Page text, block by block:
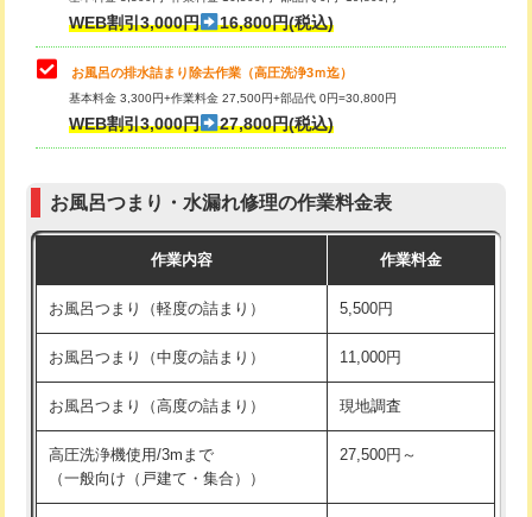
小便器トイレ脱着
その他部品の脱着 8,800円～
交換・取付（タンク）
交換・取付（普通便座） 11,000円+材料費
交換・取付（温水洗浄便座） 16,500円+材料費
交換・取付(単水栓（壁付・デッキ
式）)
13,200円+材料費
交換・取付(混合水栓（壁付・デッキ
式・ワンホール）)
16,500円+材料費
交換・取付(排水栓・排水トラップ
（P/S/ポップアップ））
22,000円+材料費
WEB割引3,000円 16,800円(税込)
お風呂の排水詰まり除去作業（高圧洗浄3ｍ迄）
基本料金 3,300円+作業料金 27,500円+部品代 0円=30,800円
WEB割引3,000円 27,800円(税込)
お風呂つまり・水漏れ修理の作業料金表
作業内容 作業料金
お風呂つまり（軽度の詰まり） 5,500円
お風呂つまり（中度の詰まり） 11,000円
お風呂つまり（高度の詰まり） 現地調査
高圧洗浄機使用/3mまで
（一般向け（戸建て・集合））
27,500円～